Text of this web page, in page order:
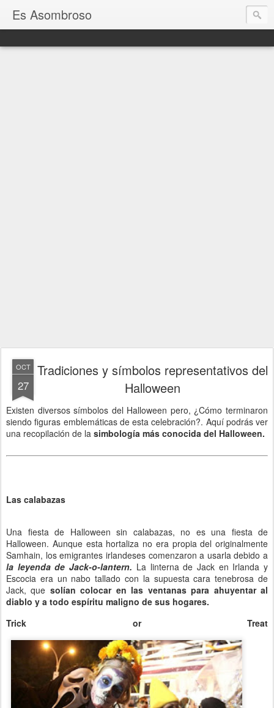
Es Asombroso
OCT
27
Tradiciones y símbolos representativos del
Halloween
Existen diversos símbolos del Halloween pero, ¿Cómo terminaron
siendo figuras emblemáticas de esta celebración?. Aquí podrás ver
una recopilación de la simbología más conocida del Halloween.
Las calabazas
Una fiesta de Halloween sin calabazas, no es una fiesta de
Halloween. Aunque esta hortaliza no era propia del originalmente
Samhain, los emigrantes irlandeses comenzaron a usarla debido a
la leyenda de Jack-o-lantern. La linterna de Jack en Irlanda y
Escocia era un nabo tallado con la supuesta cara tenebrosa de
Jack, que solían colocar en las ventanas para ahuyentar al
diablo y a todo espíritu maligno de sus hogares.
Trick or Treat